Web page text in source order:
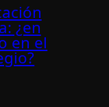
¿en
en el